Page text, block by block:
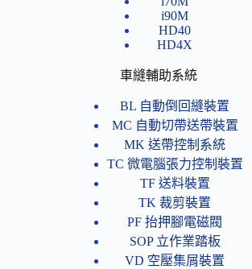
i90M
HD40
HD4X
車縫輔助系統
BL 自動倒回縫裝置
MC 自動切帶送帶裝置
MK 送帶控制系統
TC 微電腦張力控制裝置
TF 送料裝置
TK 裁剪裝置
PF 抬押腳電磁閥
SOP 立作業踏板
VD 空壓集屑裝置